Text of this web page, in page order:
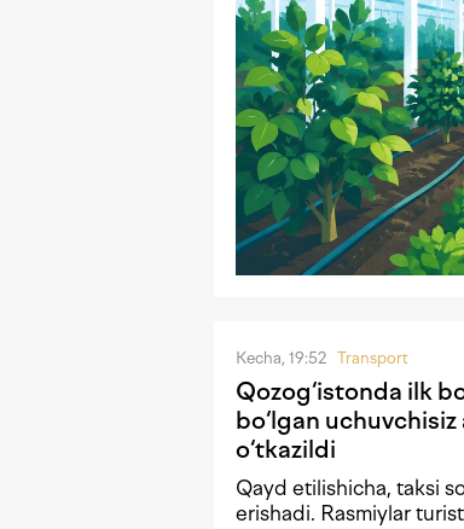
Kecha, 19:52 Transport
Qozog‘istonda ilk
bo‘lgan
o‘tkazildi
Qayd etilishicha, taksi
erishadi. Rasmiylar